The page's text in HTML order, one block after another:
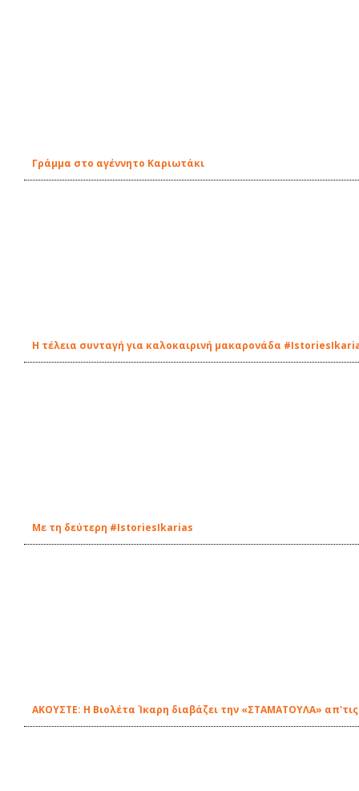
Γράμμα στο αγέννητο Καριωτάκι
Η τέλεια συνταγή για καλοκαιρινή μακαρονάδα
Με τη δεύτερη #IstoriesIkarias
ΑΚΟΥΣΤΕ: Η Βιολέτα Ίκαρη διαβάζει την «ΣΤΑΜΑΤΟΥΛΑ»